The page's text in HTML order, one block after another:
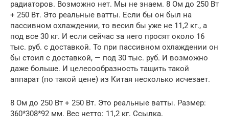
радиаторов. Возможно нет. Мы не знаем. 8 Ом до 250 Вт
+ 250 Вт. Это реальные ватты. Если бы он был на
пассивном охлаждении, то весил бы уже не 11,2 кг., а
под все 30 кг. И если сейчас за него просят около 16
тыс. руб. с доставкой. То при пассивном охлаждении он
бы стоил с доставкой, — под 30 тыс. руб. И возможно
даже больше. И целесообразность тащить такой
аппарат (по такой цене) из Китая несколько исчезает.
8 Ом до 250 Вт + 250 Вт. Это реальные ватты. Размер:
360*308*92 мм. Вес нетто: 11,2 кг. Ссылка.